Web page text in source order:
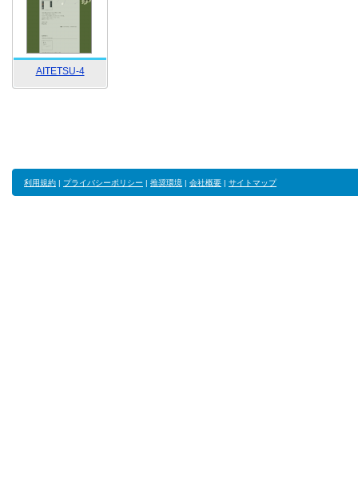
AITETSU-4
利用規約 | プライバシーポリシー | 推奨環境 | 会社概要 | サイトマップ